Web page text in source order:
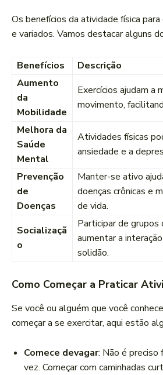
Os benefícios da atividade física
e variados. Vamos destacar alguns
Benefícios
Descrição
Aumento
da
Mobilidade
Exercícios ajudam a
movimento,
Melhora da
Saúde
Mental
Atividades físicas
ansiedade e a
Prevenção
de
Doenças
Manter-se ativo
doenças crônicas e
de vida.
Socializaçã
o
Participar de grupos
aumentar a
solidão.
Como Começar a Praticar
Se você ou alguém que você
começar a se exercitar, aqui estão
Comece devagar: Não é preciso
vez. Começar com caminhadas